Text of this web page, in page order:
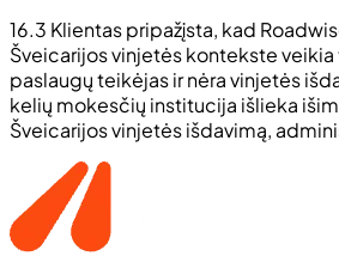
16.3 Klientas pripažįsta, kad
Šveicarijos vinjetės kontekste
paslaugų teikėjas ir nėra vinjetės
kelių mokesčių institucija išlieka
Šveicarijos vinjetės išdavimą,